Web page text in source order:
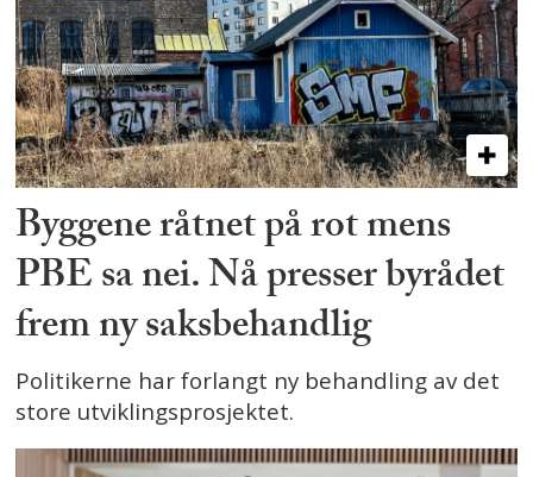
Byggene råtnet på rot mens
PBE sa nei. Nå presser byrådet
frem ny saksbehandlig
Politikerne har forlangt ny behandling av det
store utviklingsprosjektet.